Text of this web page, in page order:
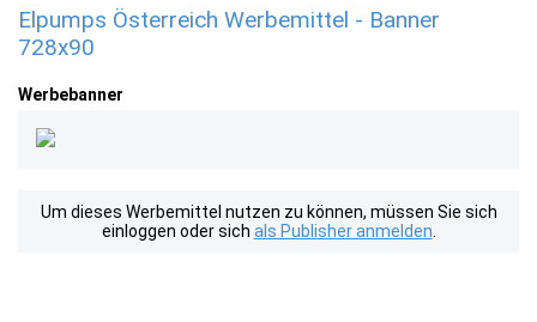
Elpumps Österreich Werbemittel - Banner
728x90
Werbebanner
Um dieses Werbemittel nutzen zu können, müssen Sie sich
einloggen oder sich als Publisher anmelden